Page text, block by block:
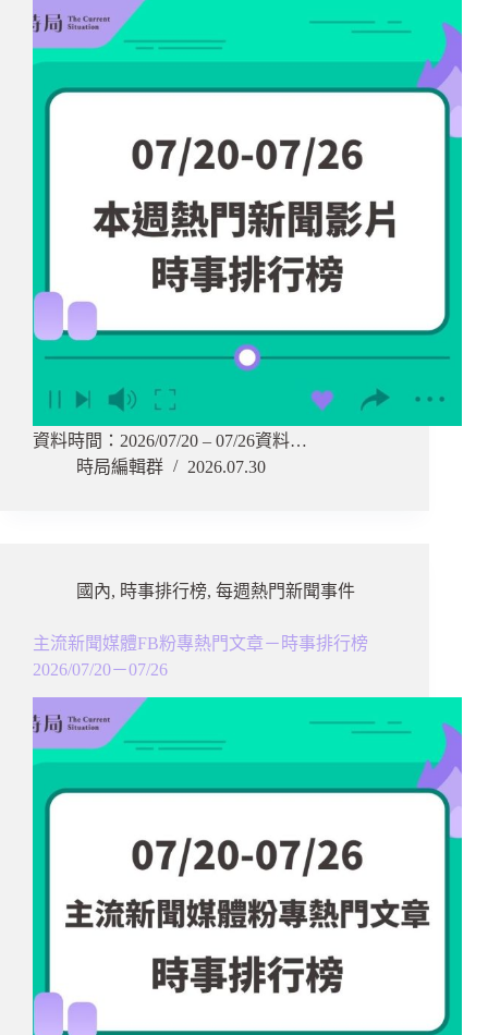
資料時間：2026/07/20 – 07/26資料…
時局編輯群
2026.07.30
國內, 時事排行榜, 每週熱門新聞事件
主流新聞媒體FB粉專熱門文章－時事排行榜
2026/07/20－07/26